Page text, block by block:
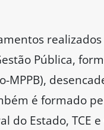
realizados
Pública,
MPPB),
é formado
do Estado, TCE